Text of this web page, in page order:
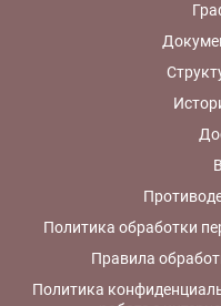
Политика обработки
Правила
Политика